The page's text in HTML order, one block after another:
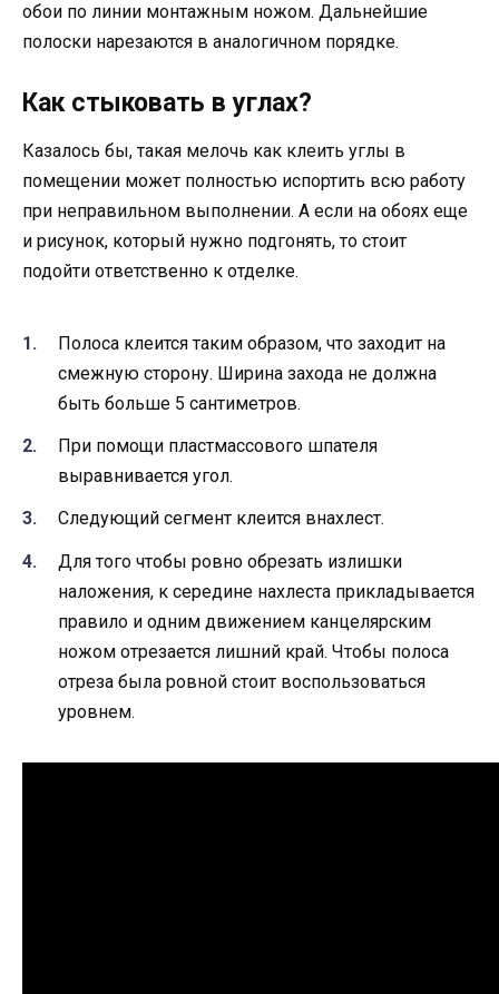
обои по линии монтажным ножом. Дальнейшие
полоски нарезаются в аналогичном порядке.
Как стыковать в углах?
Казалось бы, такая мелочь как клеить углы в
помещении может полностью испортить всю работу
при неправильном выполнении. А если на обоях еще
и рисунок, который нужно подгонять, то стоит
подойти ответственно к отделке.
Полоса клеится таким образом, что заходит на
смежную сторону. Ширина захода не должна
быть больше 5 сантиметров.
При помощи пластмассового шпателя
выравнивается угол.
Следующий сегмент клеится внахлест.
Для того чтобы ровно обрезать излишки
наложения, к середине нахлеста прикладывается
правило и одним движением канцелярским
ножом отрезается лишний край. Чтобы полоса
отреза была ровной стоит воспользоваться
уровнем.